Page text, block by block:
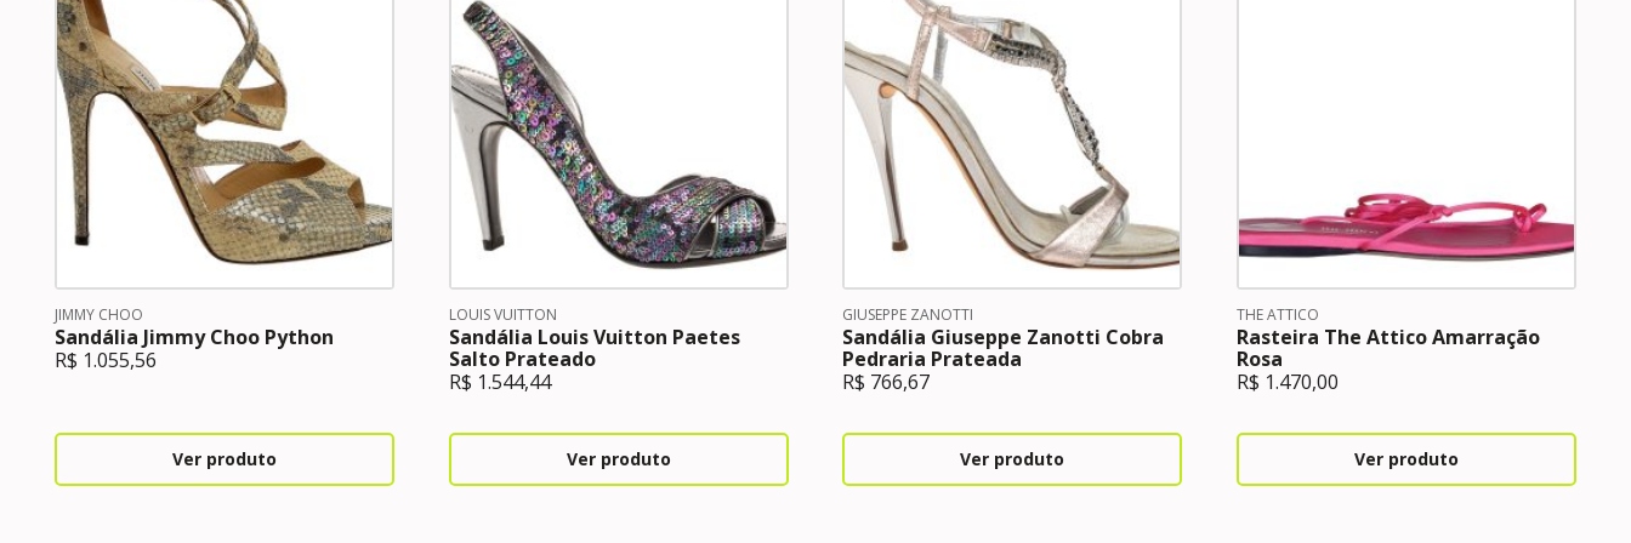
JIMMY CHOO
Sandália Jimmy Choo Python
R$ 1.055,56
Ver produto
LOUIS VUITTON
Sandália Louis Vuitton Paetes
Salto Prateado
R$ 1.544,44
Ver produto
GIUSEPPE ZANOTTI
Sandália Giuseppe Zanotti Cobra
Pedraria Prateada
R$ 766,67
Ver produto
THE ATTICO
Rasteira The Attico Amarração
Rosa
R$ 1.470,00
Ver produto